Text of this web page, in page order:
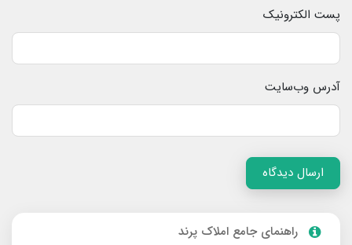
پست الکترونیک
آدرس وب‌سایت
ارسال دیدگاه
راهنمای جامع املاک پرند